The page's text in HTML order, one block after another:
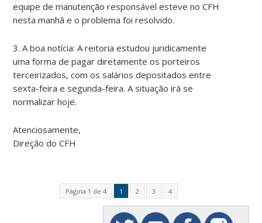
equipe de manutenção responsável esteve no CFH
nesta manhã e o problema foi resolvido.
3. A boa notícia: A reitoria estudou juridicamente
uma forma de pagar diretamente os porteiros
terceirizados, com os salários depositados entre
sexta-feira e segunda-feira. A situação irá se
normalizar hoje.
Atenciosamente,
Direção do CFH
Página 1 de 4 1 2 3 4